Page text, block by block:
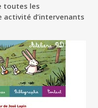
toutes les
d’intervenants